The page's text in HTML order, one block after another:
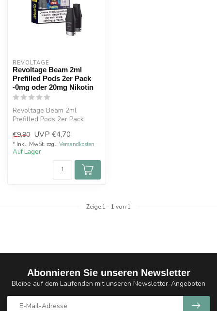
REVOLTAGE
Revoltage Beam 2ml
Prefilled Pods 2er Pack
-0mg oder 20mg Nikotin
Revoltage Beam 2ml
Prefilled Pods 2er Pack
Anschluss: Plug&Play...
€9,90 UVP €4,70
* Inkl. MwSt. zzgl. Versandkosten
Auf Lager
Zeige 1 - 1 von 1
Abonnieren Sie unseren Newsletter
Bleibe auf dem Laufenden mit unseren Newsletter-Angeboten